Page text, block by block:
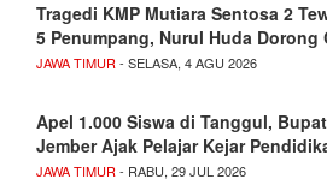
Tragedi KMP Mutiara Sentosa 2
5 Penumpang, Nurul Huda Dorong
JAWA TIMUR - SELASA, 4 AGU 2026
Apel 1.000 Siswa di Tanggul,
Jember Ajak Pelajar Kejar
JAWA TIMUR - RABU, 29 JUL 2026